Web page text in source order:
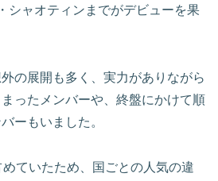
シャオティンまでがデビューを果
の展開も多く、実力がありながら
ったメンバーや、終盤にかけて順
ーもいました。
ていたため、国ごとの人気の違